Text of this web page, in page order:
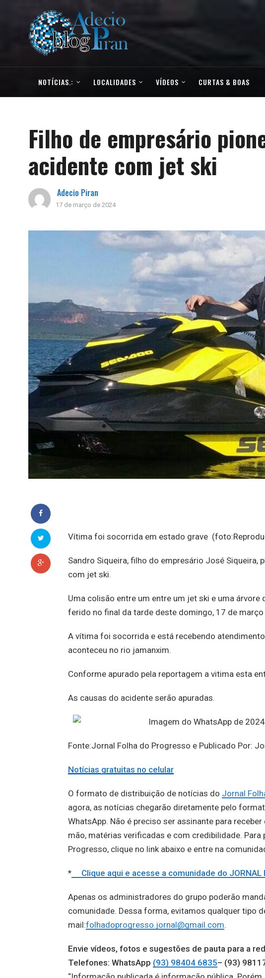
NOTÍCIAS.: LOCALIDADES VÍDEOS CURTAS & BOAS
Filho de empresário
acidente com jet ski
Adecio Piran
17 de março de 2024
Vítima foi socorrida em estado grave
Sandro Siqueira, filho do empresário José
com jet ski.
Uma colisão entre um entre um jet ski e uma
ferido no final da tarde deste domingo, 17 de
A vítima foi socorrida e está recebendo
aconteceu no rio jamanxim.
Conforme apurado pela reportagem a vitima esta
As causas do acidente serão apuradas.
Fonte:Jornal Folha do Progresso e Publicado Por:
Notícias gratuitas no celular
O formato de distribuição de notícias do Jornal
agora, as notícias chegarão diretamente pelo
WhatsApp. Não é preciso ser assinante para
mão, matérias verificadas e com credibilidade. Para
Progresso, clique no link abaixo e entre na
* Clique aqui e acesse a comunidade do JORNAL
Apenas os administradores do grupo poderão
comunidade. Dessa forma, evitamos qualquer tipo
mail:folhadoprogresso.jornal@gmail.com.
Envie vídeos, fotos e sugestões de pauta para a
Telefones: WhatsApp (93) 98404 6835– (93)